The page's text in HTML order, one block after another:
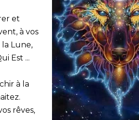
et
à vos
Lune,
Est ...
à la
rêves,